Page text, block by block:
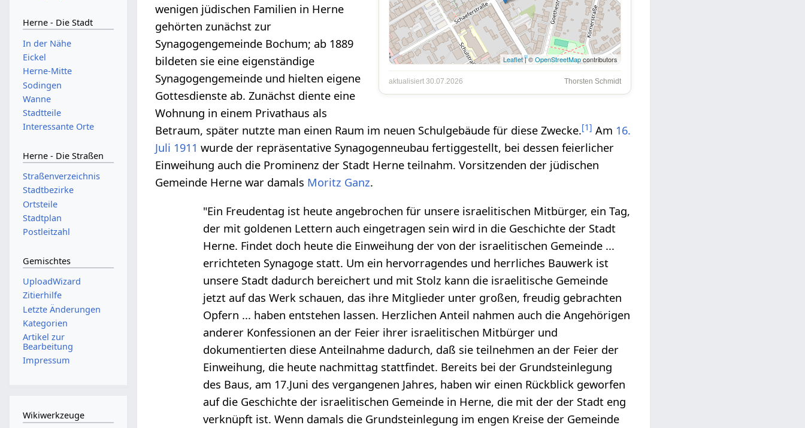
Leaflet| ©OpenStreetMapcontributors
aktualisiert 30.07.2026 Thorsten Schmidt
wenigen jüdischen Familien in Herne
gehörten zunächst zur
Synagogengemeinde Bochum; ab 1889
bildeten sie eine eigenständige
Synagogengemeinde und hielten eigene
Gottesdienste ab. Zunächst diente eine
Wohnung in einem Privathaus als
Betraum, später nutzte man einen Raum im neuen Schulgebäude für diese Zwecke.[1] Am 16.
Juli 1911 wurde der repräsentative Synagogenneubau fertiggestellt, bei dessen feierlicher
Einweihung auch die Prominenz der Stadt Herne teilnahm. Vorsitzenden der jüdischen
Gemeinde Herne war damals Moritz Ganz.
"Ein Freudentag ist heute angebrochen für unsere israelitischen Mitbürger, ein Tag,
der mit goldenen Lettern auch eingetragen sein wird in die Geschichte der Stadt
Herne. Findet doch heute die Einweihung der von der israelitischen Gemeinde ...
errichteten Synagoge statt. Um ein hervorragendes und herrliches Bauwerk ist
unsere Stadt dadurch bereichert und mit Stolz kann die israelitische Gemeinde
jetzt auf das Werk schauen, das ihre Mitglieder unter großen, freudig gebrachten
Opfern ... haben entstehen lassen. Herzlichen Anteil nahmen auch die Angehörigen
anderer Konfessionen an der Feier ihrer israelitischen Mitbürger und
dokumentierten diese Anteilnahme dadurch, daß sie teilnehmen an der Feier der
Einweihung, die heute nachmittag stattfindet. Bereits bei der Grundsteinlegung
des Baus, am 17.Juni des vergangenen Jahres, haben wir einen Rückblick geworfen
auf die Geschichte der israelitischen Gemeinde in Herne, die mit der der Stadt eng
verknüpft ist. Wenn damals die Grundsteinlegung im engen Kreise der Gemeinde
Herne - Die Stadt
In der Nähe
Eickel
Herne-Mitte
Sodingen
Wanne
Stadtteile
Interessante Orte
Herne - Die Straßen
Straßenverzeichnis
Stadtbezirke
Ortsteile
Stadtplan
Postleitzahl
Gemischtes
UploadWizard
Zitierhilfe
Letzte Änderungen
Kategorien
Artikel zur
Bearbeitung
Impressum
Wikiwerkzeuge